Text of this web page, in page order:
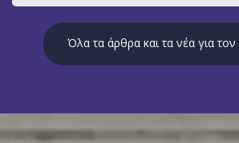
Όλα τα άρθρα και τα νέα για